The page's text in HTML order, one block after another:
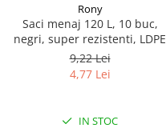
Rony
Saci menaj 120 L, 10 buc,
negri, super rezistenti, LDPE
9,22 Lei
4,77 Lei
IN STOC